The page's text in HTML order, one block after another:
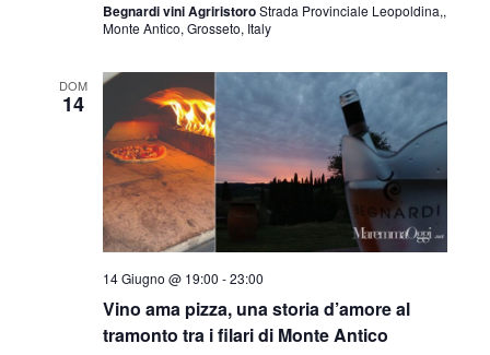
Begnardi vini AgriristoroStrada Provinciale Leopoldina,,
Monte Antico, Grosseto, Italy
DOM
14
Vino ama pizza, una storia d’amore al
tramonto tra i filari di Monte Antico
14 Giugno @ 19:00 -23:00